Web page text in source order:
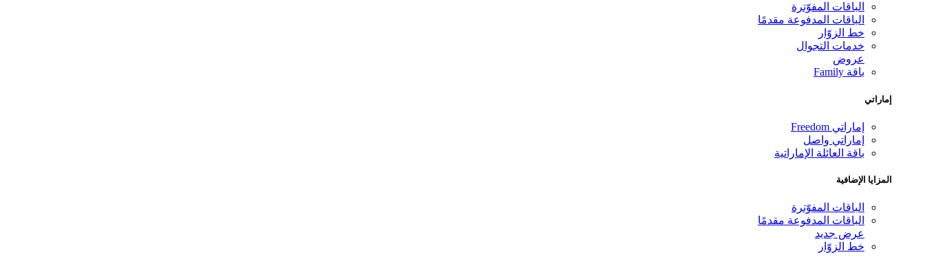
الباقات المفوّترة
الباقات المدفوعة مقدمًا
خط الزوّار
خدمات التجوال
عروض
باقة Family
إماراتي
إماراتي Freedom
إماراتي واصل
باقة العائلة الإماراتية
المزايا الإضافية
الباقات المفوّترة
الباقات المدفوعة مقدمًا
عرض جديد
خط الزوّار